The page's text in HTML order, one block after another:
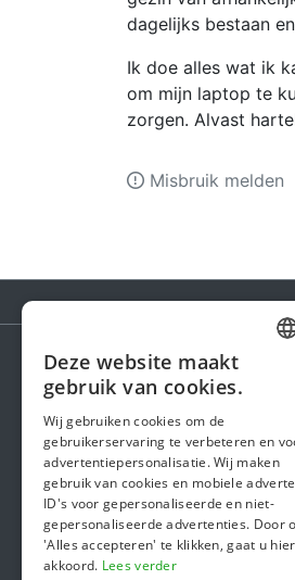
dagelijks bestaan
Ik doe alles wat ik
om mijn laptop te
zorgen. Alvast
Misbruik melden
Steunactie
Over ons
In de media
Veiligheid &
Algemene
Privacybeleid
Deze website maakt
gebruik van cookies.
Wij gebruiken cookies om de
gebruikerservaring te verbeteren en
advertentiepersonalisatie. Wij maken
gebruik van cookies en mobiele
ID's voor gepersonaliseerde en niet-
gepersonaliseerde advertenties. Door
'Alles accepteren' te klikken, gaat u
akkoord. Lees verder